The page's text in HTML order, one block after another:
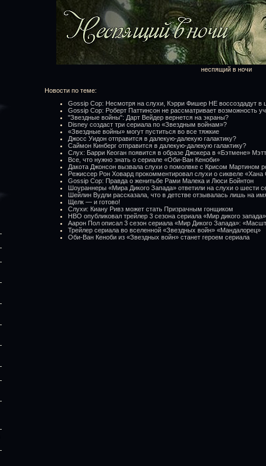
неспящий в ночи
Новости по теме:
Gossip Cop: Несмотря на слухи, Кэрри Фишер НЕ воссоздадут в
Gossip Cop: Роберт Паттинсон не рассматривает возможность
"Звездные войны": Дарт Вейдер вернется на экраны?
Disney создаст три сериала по «Звездным войнам»?
«Звездные войны» могут пуститься во все тяжкие
Джосс Уидон отправится в далекую-далекую галактику?
Саймон Кинберг отправится в далекую-далекую галактику?
Слух: Барри Кеоган появится в образе Джокера в «Бэтмене»
Все, что нужно знать о сериале «Оби-Ван Кеноби»
Дакота Джонсон вызвала слухи о помолвке с Крисом Мартином
Режиссер Рон Ховард прокомментировал слухи о сиквеле «Хана
Gossip Cop: Правда о женитьбе Рами Малека и Люси Бойнтон
Шоураннеры «Мира Дикого Запада» ответили на слухи о шести
Шейлин Вудли рассказала, что в детстве отзывалась лишь на
Щелк — и готово!
Слухи: Киану Ривз может стать Призрачным гонщиком
HBO опубликовал трейлер 3 сезона сериала «Мир дикого запада»
Аарон Пол описал 3 сезон сериала «Мир Дикого Запада»:
Трейлер сериала во вселенной «Звездных войн» «Мандалорец»
Оби-Ван Кеноби из «Звездных войн» станет героем сериала